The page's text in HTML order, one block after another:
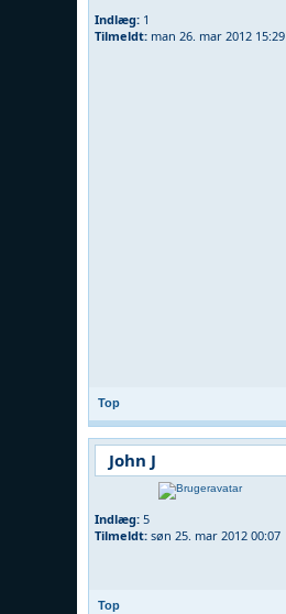
Indlæg: 1
Tilmeldt: man 26. mar 2012 15:29
Top
John J
Indlæg: 5
Tilmeldt: søn 25. mar 2012 00:07
Top